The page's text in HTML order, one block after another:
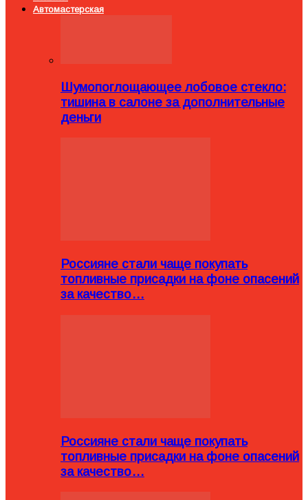
Автомастерская
Шумопоглощающее лобовое стекло:
тишина в салоне за дополнительные
деньги
Россияне стали чаще покупать
топливные присадки на фоне опасений
за качество…
Россияне стали чаще покупать
топливные присадки на фоне опасений
за качество…